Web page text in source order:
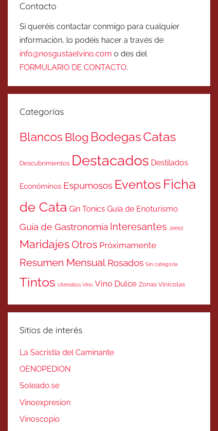
Contacto
Si queréis contactar conmigo para cualquier
información, lo podéis hacer a través de
info@nosgustaelvino.com o des del
FORMULARIO DE CONTACTO.
Categorías
Blancos Blog BodegasCatas
Descubrimientos Destacados Destilados
Económinos Espumosos Eventos Ficha
de Cata Gin Tonics Guía de Enoturismo
Guía de Gastronomía Interesantes Jerez
MaridajesOtros Próximamente
Resumen Mensual Rosados Sin categoría
Tintos Utensilios Vino Vino Dulce Zonas Vinicolas
Sitios de interés
La Sacristía del Caminante
OENOPEDION
Soleado.se
Vinoexpresion
Vinoscopio